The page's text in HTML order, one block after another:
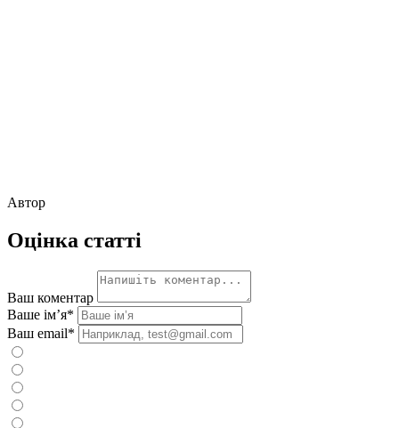
Автор
Оцінка статті
Ваш коментар
Ваше ім’я*
Ваш email*